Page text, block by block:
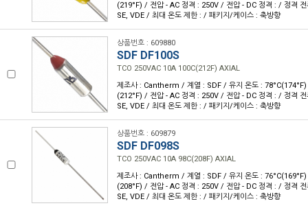
(219°F) / 전압 - AC 정격 : 250V / 전압 - DC 정격 : / 정격
SE, VDE / 최대 온도 제한 : / 패키지/케이스 : 축방향
상품번호 : 609880
SDF DF100S
TCO 250VAC 10A 100C(212F) AXIAL
제조사 : Cantherm / 계열 : SDF / 유지 온도 : 78°C(174°F)
(212°F) / 전압 - AC 정격 : 250V / 전압 - DC 정격 : / 정격
SE, VDE / 최대 온도 제한 : / 패키지/케이스 : 축방향
상품번호 : 609879
SDF DF098S
TCO 250VAC 10A 98C(208F) AXIAL
제조사 : Cantherm / 계열 : SDF / 유지 온도 : 76°C(169°F)
(208°F) / 전압 - AC 정격 : 250V / 전압 - DC 정격 : / 정격
SE, VDE / 최대 온도 제한 : / 패키지/케이스 : 축방향